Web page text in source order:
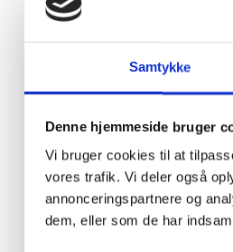
Samtykke
Denne hjemmeside bruger
Vi bruger cookies til at
vores trafik. Vi deler også
annonceringspartnere og
dem, eller som de har